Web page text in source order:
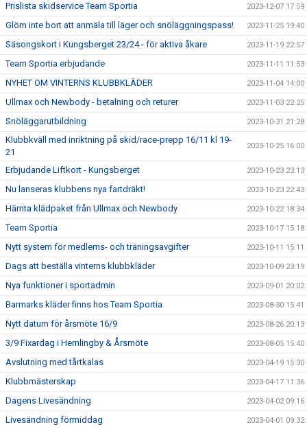
Prislista skidservice Team Sportia 2023-12-07 17:59
Glöm inte bort att anmäla till läger och snöläggningspass! 2023-11-25 19:40
Säsongskort i Kungsberget 23/24 - för aktiva åkare 2023-11-19 22:57
Team Sportia erbjudande 2023-11-11 11:53
NYHET OM VINTERNS KLUBBKLÄDER 2023-11-04 14:00
Ullmax och Newbody - betalning och returer 2023-11-03 22:25
Snöläggarutbildning 2023-10-31 21:28
Klubbkväll med inriktning på skid/race-prepp 16/11 kl 19-
21
2023-10-25 16:00
Erbjudande Liftkort - Kungsberget 2023-10-23 23:13
Nu lanseras klubbens nya fartdräkt! 2023-10-23 22:43
Hämta klädpaket från Ullmax och Newbody 2023-10-22 18:34
Team Sportia 2023-10-17 15:18
Nytt system för medlems- och träningsavgifter 2023-10-11 15:11
Dags att beställa vinterns klubbkläder 2023-10-09 23:19
Nya funktioner i sportadmin 2023-09-01 20:02
Barmarks kläder finns hos Team Sportia 2023-08-30 15:41
Nytt datum för årsmöte 16/9 2023-08-26 20:13
3/9 Fixardag i Hemlingby & Årsmöte 2023-08-05 15:40
Avslutning med tårtkalas 2023-04-19 15:30
Klubbmästerskap 2023-04-17 11:36
Dagens Livesändning 2023-04-02 09:16
Livesändning förmiddag 2023-04-01 09:32